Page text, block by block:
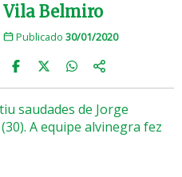
Vila Belmiro
Publicado 30/01/2020
saudades de Jorge
A equipe alvinegra fez